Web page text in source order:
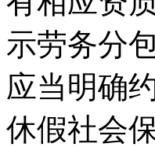
示劳务分
应当明确
休假社会